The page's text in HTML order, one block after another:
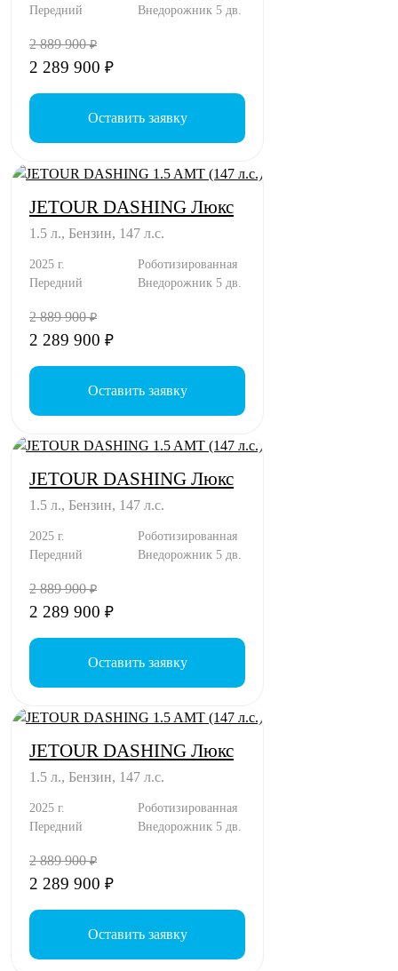
Передний
Внедорожник 5 дв.
2 889 900₽
2 289 900 ₽
Оставить заявку
JETOUR DASHING Люкс
1.5 л., Бензин, 147 л.с.
2025 г.
Передний
Роботизированная
Внедорожник 5 дв.
2 889 900₽
2 289 900 ₽
Оставить заявку
JETOUR DASHING Люкс
1.5 л., Бензин, 147 л.с.
2025 г.
Передний
Роботизированная
Внедорожник 5 дв.
2 889 900₽
2 289 900 ₽
Оставить заявку
JETOUR DASHING Люкс
1.5 л., Бензин, 147 л.с.
2025 г.
Передний
Роботизированная
Внедорожник 5 дв.
2 889 900₽
2 289 900 ₽
Оставить заявку